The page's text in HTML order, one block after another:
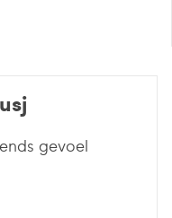
gevoel